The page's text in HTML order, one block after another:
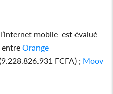
mobile est évalué
entreOrange
FCFA) ; Moov